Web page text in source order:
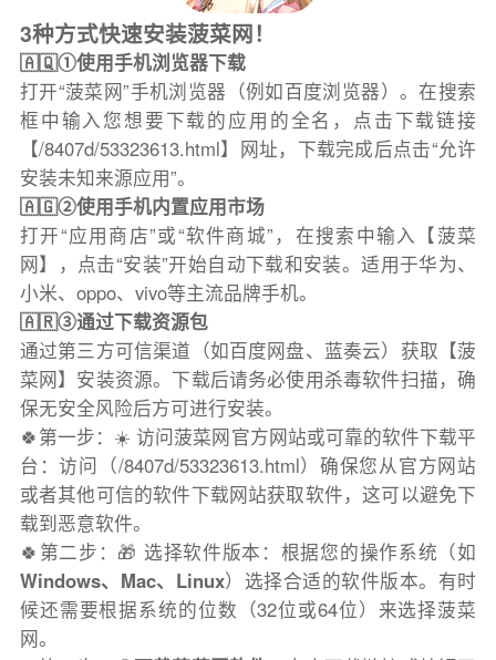
3种方式快速安装菠菜网！
🇦🇶①使用手机浏览器下载
打开“菠菜网”手机浏览器（例如百度浏览器）。在搜索
框中输入您想要下载的应用的全名，点击下载链接
【/8407d/53323613.html】网址，下载完成后点击“允许
安装未知来源应用”。
🇦🇬②使用手机内置应用市场
打开“应用商店”或“软件商城”，在搜索中输入【菠菜
网】，点击“安装”开始自动下载和安装。适用于华为、
小米、oppo、vivo等主流品牌手机。
🇦🇷③通过下载资源包
通过第三方可信渠道（如百度网盘、蓝奏云）获取【菠
菜网】安装资源。下载后请务必使用杀毒软件扫描，确
保无安全风险后方可进行安装。
🍀第一步：☀️ 访问菠菜网官方网站或可靠的软件下载平
台：访问（/8407d/53323613.html）确保您从官方网站
或者其他可信的软件下载网站获取软件，这可以避免下
载到恶意软件。
🍀第二步：🎁 选择软件版本：根据您的操作系统（如
Windows、Mac、Linux）选择合适的软件版本。有时
候还需要根据系统的位数（32位或64位）来选择菠菜
网。